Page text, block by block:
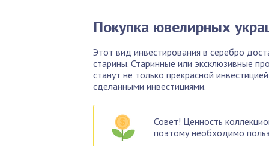
Покупка ювелирных
Этот вид инвестирования в серебро
старины. Старинные или эксклюзивные
станут не только прекрасной
сделанными инвестициями.
Совет! Ценность
поэтому необходимо